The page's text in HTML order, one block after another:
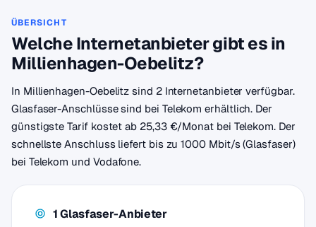
ÜBERSICHT
Welche Internetanbieter gibt es in
Millienhagen-Oebelitz?
In Millienhagen-Oebelitz sind 2 Internetanbieter verfügbar.
Glasfaser-Anschlüsse sind bei Telekom erhältlich. Der
günstigste Tarif kostet ab 25,33 €/Monat bei Telekom. Der
schnellste Anschluss liefert bis zu 1000 Mbit/s (Glasfaser)
bei Telekom und Vodafone.
1 Glasfaser-Anbieter